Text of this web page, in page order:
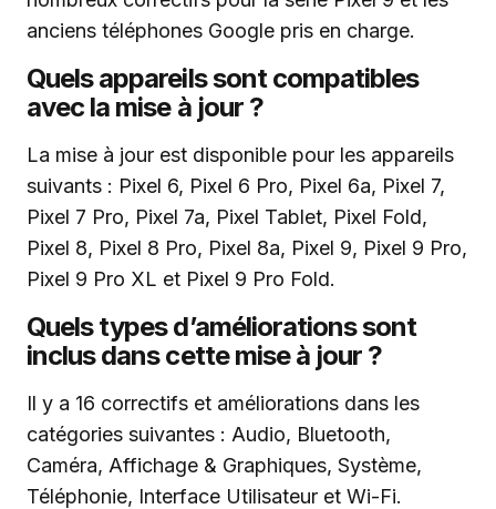
anciens téléphones Google pris en charge.
Quels appareils sont compatibles
avec la mise à jour ?
La mise à jour est disponible pour les appareils
suivants : Pixel 6, Pixel 6 Pro, Pixel 6a, Pixel 7,
Pixel 7 Pro, Pixel 7a, Pixel Tablet, Pixel Fold,
Pixel 8, Pixel 8 Pro, Pixel 8a, Pixel 9, Pixel 9 Pro,
Pixel 9 Pro XL et Pixel 9 Pro Fold.
Quels types d’améliorations sont
inclus dans cette mise à jour ?
Il y a 16 correctifs et améliorations dans les
catégories suivantes : Audio, Bluetooth,
Caméra, Affichage & Graphiques, Système,
Téléphonie, Interface Utilisateur et Wi-Fi.